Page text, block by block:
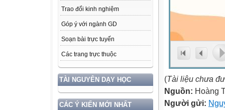
Trao đổi kinh nghiệm
Góp ý với ngành GD
Soạn bài trực tuyến
Các trang trực thuộc
TÀI NGUYÊN DẠY HỌC
CÁC Ý KIẾN MỚI NHẤT
(Tài liệu chưa
Nguồn: Hoàng
Người gửi: